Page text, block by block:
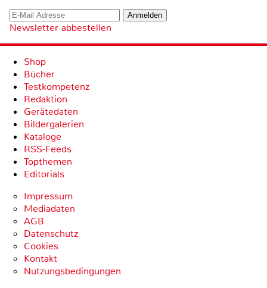
Newsletter abbestellen
Shop
Bücher
Testkompetenz
Redaktion
Gerätedaten
Bildergalerien
Kataloge
RSS-Feeds
Topthemen
Editorials
Impressum
Mediadaten
AGB
Datenschutz
Cookies
Kontakt
Nutzungsbedingungen